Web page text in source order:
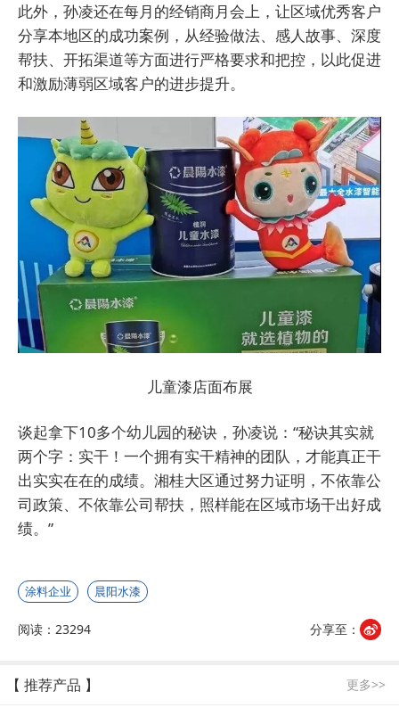
此外，孙凌还在每月的经销商月会上，让区域优秀客户
分享本地区的成功案例，从经验做法、感人故事、深度
帮扶、开拓渠道等方面进行严格要求和把控，以此促进
和激励薄弱区域客户的进步提升。
儿童漆店面布展
谈起拿下10多个幼儿园的秘诀，孙凌说：“秘诀其实就
两个字：实干！一个拥有实干精神的团队，才能真正干
出实实在在的成绩。湘桂大区通过努力证明，不依靠公
司政策、不依靠公司帮扶，照样能在区域市场干出好成
绩。”
涂料企业 晨阳水漆
阅读：23294 分享至：
【 推荐产品 】 更多>>